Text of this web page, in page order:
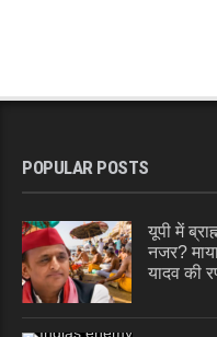
POPULAR POSTS
यूपी में
नजर?
यादव की